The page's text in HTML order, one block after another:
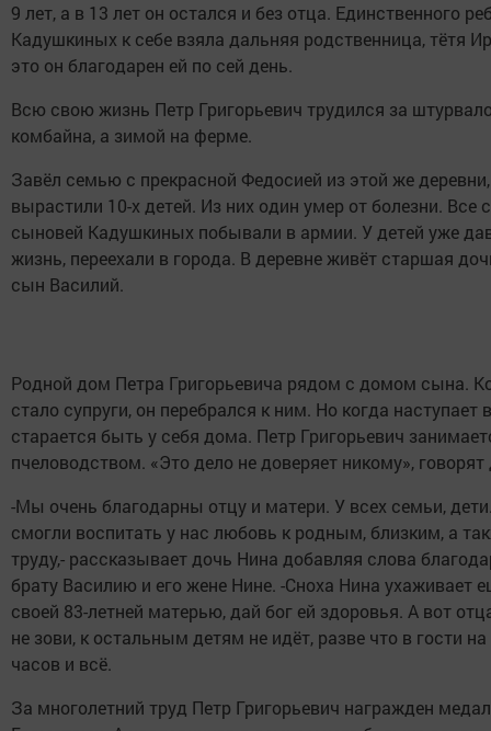
9 лет, а в 13 лет он остался и без отца. Единственного
Кадушкиных к себе взяла дальняя родственница, тётя
это он благодарен ей по сей день.
Всю свою жизнь Петр Григорьевич трудился за
комбайна, а зимой на ферме.
Завёл семью с прекрасной Федосией из этой же деревни,
вырастили 10-х детей. Из них один умер от болезни. Все
сыновей Кадушкиных побывали в армии. У детей уже
жизнь, переехали в города. В деревне живёт старшая
сын Василий.
Родной дом Петра Григорьевича рядом с домом сына.
стало супруги, он перебрался к ним. Но когда наступает
старается быть у себя дома. Петр Григорьевич
пчеловодством. «Это дело не доверяет никому», говорят
-Мы очень благодарны отцу и матери. У всех семьи,
смогли воспитать у нас любовь к родным, близким, а
труду,- рассказывает дочь Нина добавляя слова
брату Василию и его жене Нине. -Сноха Нина ухаживает
своей 83-летней матерью, дай бог ей здоровья. А вот
не зови, к остальным детям не идёт, разве что в гости на
часов и всё.
За многолетний труд Петр Григорьевич награжден